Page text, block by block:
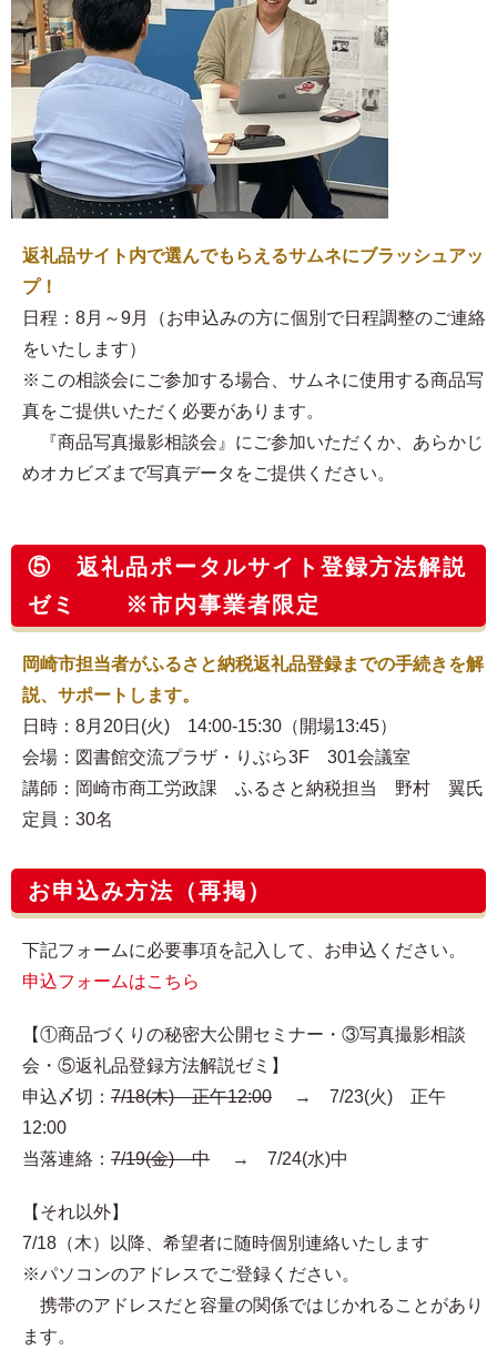
返礼品サイト内で選んでもらえるサムネにブラッシュアッ
プ！
日程：8月～9月（お申込みの方に個別で日程調整のご連絡
をいたします）
※この相談会にご参加する場合、サムネに使用する商品写
真をご提供いただく必要があります。
『商品写真撮影相談会』にご参加いただくか、あらかじ
めオカビズまで写真データをご提供ください。
⑤ 返礼品ポータルサイト登録方法解説
ゼミ ※市内事業者限定
岡崎市担当者がふるさと納税返礼品登録までの手続きを解
説、サポートします。
日時：8月20日(火) 14:00-15:30（開場13:45）
会場：図書館交流プラザ・りぶら3F 301会議室
講師：岡崎市商工労政課 ふるさと納税担当 野村 翼氏
定員：30名
お申込み方法（再掲）
下記フォームに必要事項を記入して、お申込ください。
申込フォームはこちら
【①商品づくりの秘密大公開セミナー・③写真撮影相談
会・⑤返礼品登録方法解説ゼミ】
申込〆切： 7/18(木) 正午12:00 → 7/23(火) 正午
12:00
当落連絡： 7/19(金) 中 → 7/24(水)中
【それ以外】
7/18（木）以降、希望者に随時個別連絡いたします
※パソコンのアドレスでご登録ください。
携帯のアドレスだと容量の関係ではじかれることがあり
ます。